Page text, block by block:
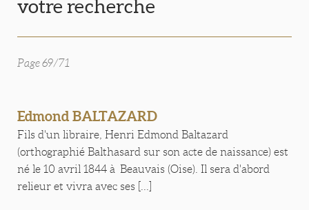
votre recherche
Page 69/71
Edmond BALTAZARD
Fils d'un libraire, Henri Edmond Baltazard
(orthographié Balthasard sur son acte de naissance) est
né le 10 avril 1844 à Beauvais (Oise). Il sera d'abord
relieur et vivra avec ses [...]